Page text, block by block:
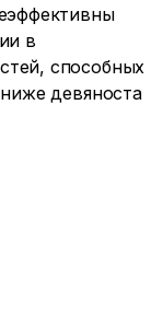
в
способных
девяноста